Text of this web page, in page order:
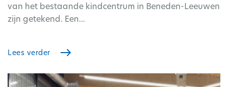
van het bestaande kindcentrum in Beneden-Leeuwen
zijn getekend. Een...
Lees verder